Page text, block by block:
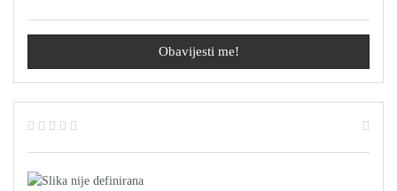
Obavijesti me!